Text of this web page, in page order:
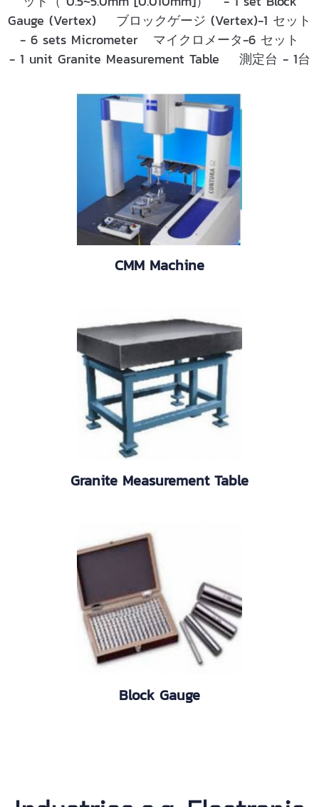
Gauge (Vertex) ブロックゲージ (Vertex)-1 セット
- 6 sets Micrometer マイクロメータ-6 セット
- 1 unit Granite Measurement Table 測定台 - 1台
CMM Machine
Granite Measurement Table
Block Gauge